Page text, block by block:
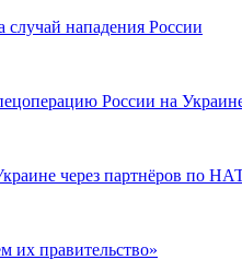
нападения России
России на
через партнёров по
их правительство»